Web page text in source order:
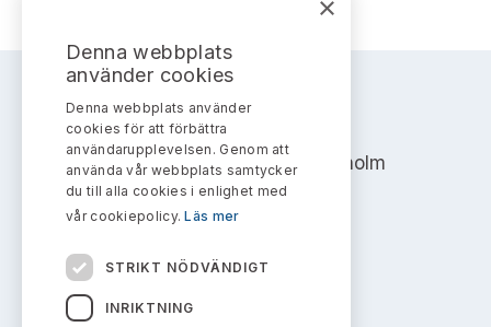
AKTIEMARKNADSNÄMNDEN
Address: Box 7354, 103 90 Stockholm
info@aktiemarknadsnamnden.se
Om innehållet
×
Denna webbplats
använder cookies
Denna webbplats använder
cookies för att förbättra
användarupplevelsen. Genom att
använda vår webbplats samtycker
du till alla cookies i enlighet med
vår cookiepolicy.Läs mer
STRIKT NÖDVÄNDIGT
INRIKTNING